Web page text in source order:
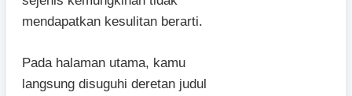
mendapatkan kesulitan berarti.
Pada halaman utama, kamu
langsung disuguhi deretan judul